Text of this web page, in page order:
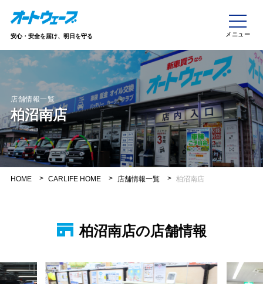
安心・安全を届け、明日を守る
店舗情報一覧
柏沼南店
HOME CARLIFE HOME 店舗情報一覧 柏沼南店
柏沼南店の店舗情報